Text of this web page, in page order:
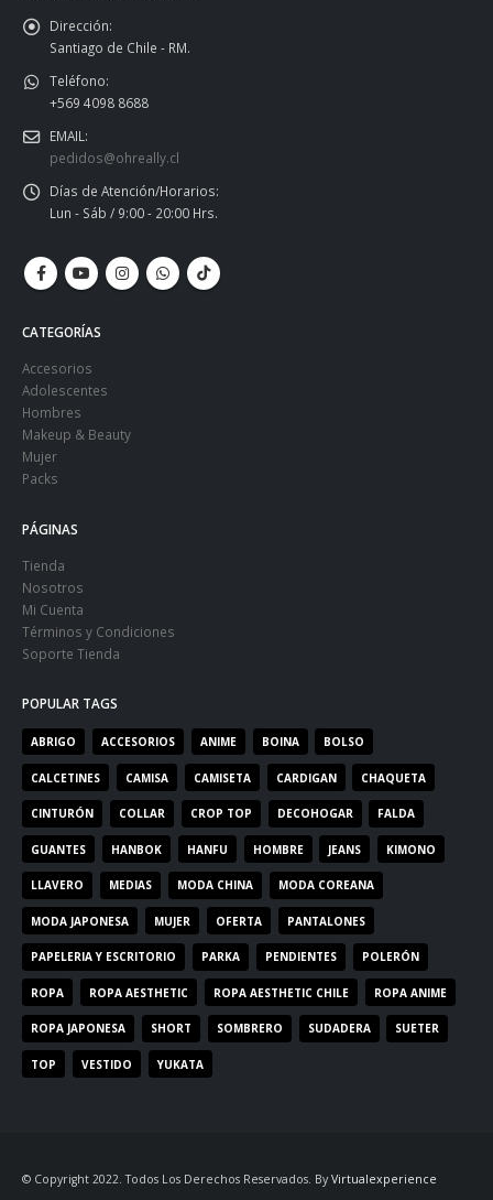
Dirección:
Santiago de Chile - RM.
Teléfono:
+569 4098 8688
EMAIL:
pedidos@ohreally.cl
Días de Atención/Horarios:
Lun - Sáb / 9:00 - 20:00 Hrs.
CATEGORÍAS
Accesorios
Adolescentes
Hombres
Makeup & Beauty
Mujer
Packs
PÁGINAS
Tienda
Nosotros
Mi Cuenta
Términos y Condiciones
Soporte Tienda
POPULAR TAGS
ABRIGO ACCESORIOS ANIME BOINA BOLSO
CALCETINES CAMISA CAMISETA CARDIGAN CHAQUETA
CINTURÓN COLLAR CROP TOP DECOHOGAR FALDA
GUANTES HANBOK HANFU HOMBRE JEANS KIMONO
LLAVERO MEDIAS MODA CHINA MODA COREANA
MODA JAPONESA MUJER OFERTA PANTALONES
PAPELERIA Y ESCRITORIO PARKA PENDIENTES POLERÓN
ROPA ROPA AESTHETIC ROPA AESTHETIC CHILE ROPA ANIME
ROPA JAPONESA SHORT SOMBRERO SUDADERA SUETER
TOP VESTIDO YUKATA
© Copyright 2022. Todos Los Derechos Reservados. By Virtualexperience